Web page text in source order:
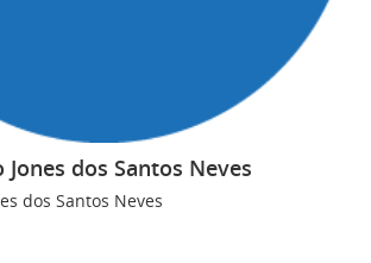
dos Santos Neves
dos Santos Neves